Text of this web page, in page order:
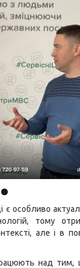
є особливо
тому
але і в
над тим,